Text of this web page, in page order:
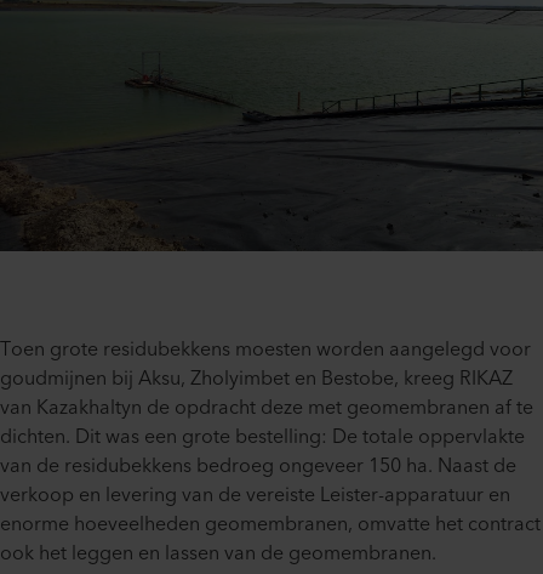
Toen grote residubekkens moesten worden aangelegd voor
goudmijnen bij Aksu, Zholyimbet en Bestobe, kreeg RIKAZ
van Kazakhaltyn de opdracht deze met geomembranen af te
dichten. Dit was een grote bestelling: De totale oppervlakte
van de residubekkens bedroeg ongeveer 150 ha. Naast de
verkoop en levering van de vereiste Leister-apparatuur en
enorme hoeveelheden geomembranen, omvatte het contract
ook het leggen en lassen van de geomembranen.